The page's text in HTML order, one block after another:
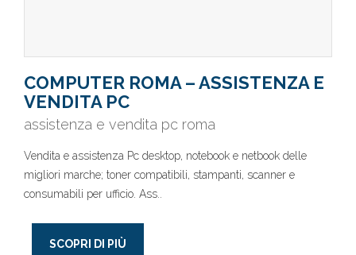
COMPUTER ROMA – ASSISTENZA E
VENDITA PC
assistenza e vendita pc roma
Vendita e assistenza Pc desktop, notebook e netbook delle
migliori marche; toner compatibili, stampanti, scanner e
consumabili per ufficio. Ass..
SCOPRI DI PIÙ